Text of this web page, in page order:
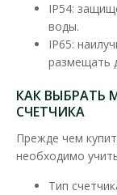
IP54:
воды.
IP65:
размещать
КАК ВЫБРАТЬ
СЧЕТЧИКА
Прежде чем
необходимо
Тип